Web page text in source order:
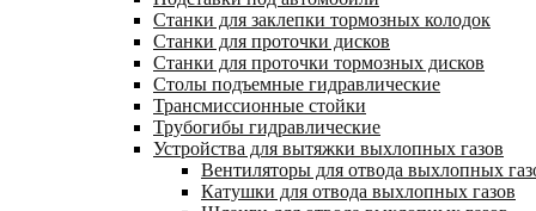
Станки для заклепки тормозных колодок
Станки для проточки дисков
Станки для проточки тормозных дисков
Столы подъемные гидравлические
Трансмиссионные стойки
Трубогибы гидравлические
Устройства для вытяжки выхлопных газов
Вентиляторы для отвода выхлопных
Катушки для отвода выхлопных газов